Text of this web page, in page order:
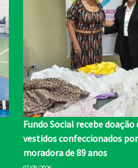
Fundo Social recebe doação
vestidos confeccionados por
moradora de 89 anos